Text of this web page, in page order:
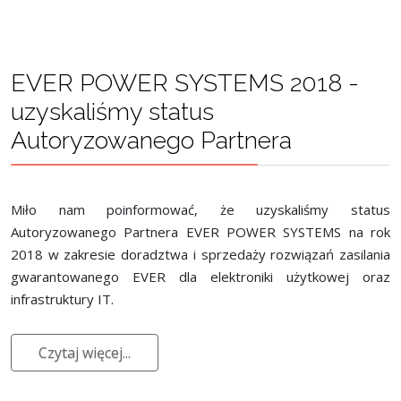
EVER POWER SYSTEMS 2018 -
uzyskaliśmy status
Autoryzowanego Partnera
Miło nam poinformować, że uzyskaliśmy status
Autoryzowanego Partnera EVER POWER SYSTEMS na rok
2018 w zakresie doradztwa i sprzedaży rozwiązań zasilania
gwarantowanego EVER dla elektroniki użytkowej oraz
infrastruktury IT.
Czytaj więcej...